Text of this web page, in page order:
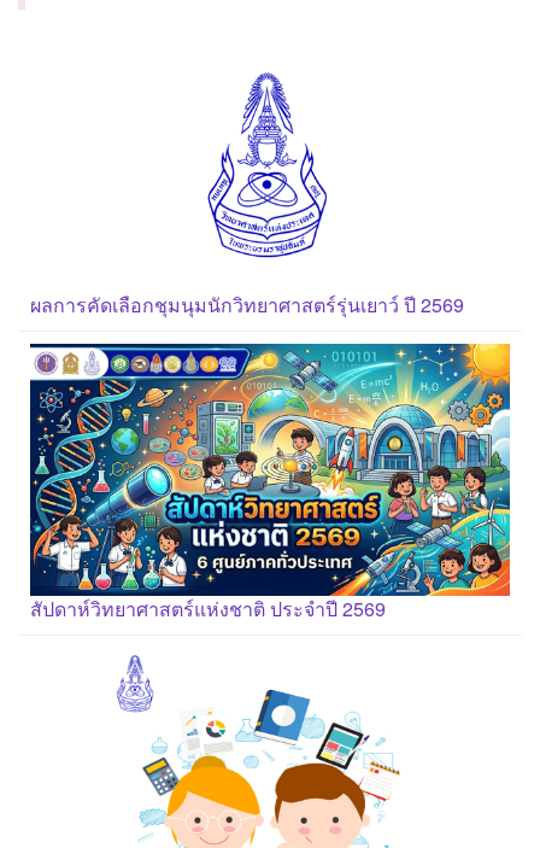
ผลการคัดเลือกชุมนุมนักวิทยาศาสตร์รุ่นเยาว์ ปี 2569
สัปดาห์วิทยาศาสตร์แห่งชาติ ประจำปี 2569